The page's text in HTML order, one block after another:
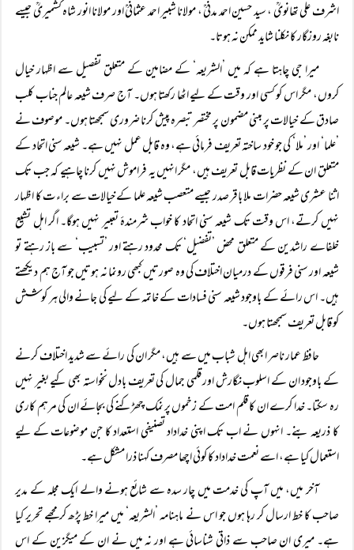
اشرف علی تھانویؒ ، سید حسین احمد مدنیؒ ، مولانا شبیر احمد عثمانیؒ اور مولانا انور شاہ کشمیریؒ جیسے
نابغہ روزگار کا نکلنا شاید ممکن نہ ہوتا۔
میرا جی چاہتا ہے کہ میں ’الشریعہ‘ کے مضامین کے متعلق تفصیل سے اظہار خیال
کروں، مگر اس کو کسی اور وقت کے لیے اٹھا رکھتا ہوں۔ آج صرف شیعہ عالم جناب کلب
صادق کے خیالات پر مبنی مضمون پر مختصر تبصرہ پیش کرنا ضروری سمجھتا ہوں۔ موصوف نے
’علما‘ اور ’ملا‘ کی جو خود ساختہ تعریف فرمائی ہے، وہ قابل عمل نہیں ہے۔ شیعہ سنی اتحاد کے
متعلق ان کے نظریات قابل تعریف ہیں، مگر انہیں یہ فراموش نہیں کرنا چاہیے کہ جب تک
اثنا عشری شیعہ حضرات ملا باقر صدر جیسے متعصب شیعہ علما کے خیالات سے براء ت کا اظہار
نہیں کرتے، اس وقت تک شیعہ سنی اتحاد کا خواب شرمندۂ تعبیر نہیں ہوگا۔ اگر اہل تشیع
خلفاے راشدین کے متعلق محض ’تفضیل‘ تک محدود رہتے اور ’تسبیب‘ سے باز رہتے تو
شیعہ اور سنی فرقوں کے درمیان اختلاف کی وہ صورتیں کبھی رونما نہ ہوتیں جو آج ہم دیکھتے
ہیں۔ اس رائے کے باوجود شیعہ سنی فسادات کے خاتمہ کے لیے کی جانے والی ہر کوشش
کو قابل تعریف سمجھتا ہوں۔
حافظ عمار ناصر ابھی اہل شباب میں سے ہیں، مگر ان کی رائے سے شدید اختلاف کرنے
کے باوجود ان کے اسلوب نگارش اور قلمی جمال کی تعریف بادل نخواستہ بھی کیے بغیر نہیں
رہ سکتا۔ خدا کرے ان کا قلم امت کے زخموں پر نمک چھڑکنے کی بجائے ان کی مرہم کاری
کا ذریعہ بنے۔ انہوں نے اب تک اپنی خداداد تصنیفی استعداد کا جن موضوعات کے لیے
استعمال کیا ہے، اسے نعمت خداداد کا کوئی اچھا مصرف کہنا ذرا مشکل ہے۔
آخر میں، میں آپ کی خدمت میں چار سدہ سے شائع ہونے والے ایک مجلہ کے مدیر
صاحب کا خط ارسال کر رہا ہوں جو اس نے ماہنامہ ’الشریعہ‘ میں میرا خط پڑھ کر مجھے تحریر کیا
ہے۔ میری ان صاحب سے ذاتی شناسائی ہے اور نہ میں نے ان کے میگزین کے اس